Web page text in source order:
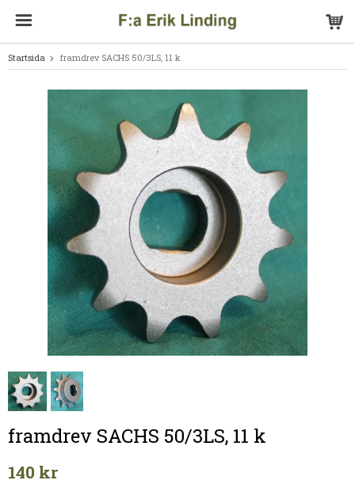
Startsida framdrev SACHS 50/3LS, 11 k
framdrev SACHS 50/3LS, 11 k
140 kr